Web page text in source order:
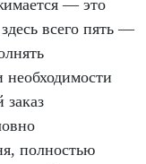
— это
всего пять —
необходимости
заказ
, полностью